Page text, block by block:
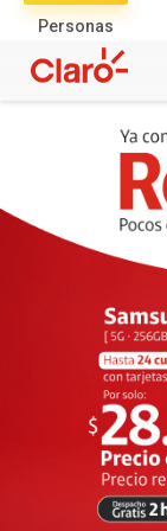
Personas
productos